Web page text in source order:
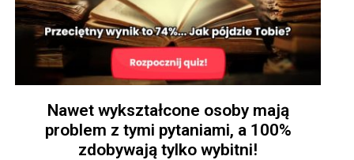
Nawet wykształcone osoby mają
problem z tymi pytaniami, a 100%
zdobywają tylko wybitni!